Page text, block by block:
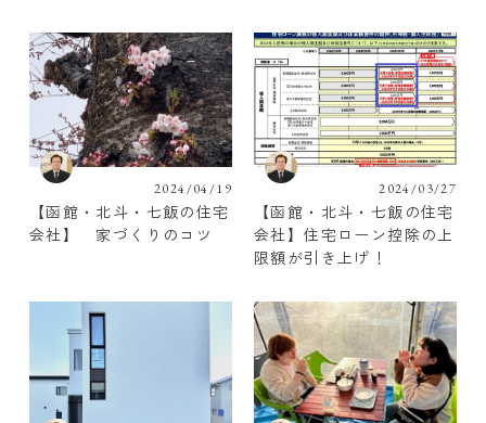
2024/04/19
【函館・北斗・七飯の住宅
会社】 家づくりのコツ
2024/03/27
【函館・北斗・七飯の住宅
会社】住宅ローン控除の上
限額が引き上げ！